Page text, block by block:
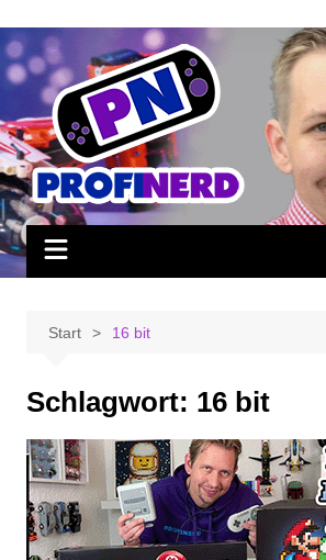
Inhalt
springen
Start 16 bit
Schlagwort: 16 bit